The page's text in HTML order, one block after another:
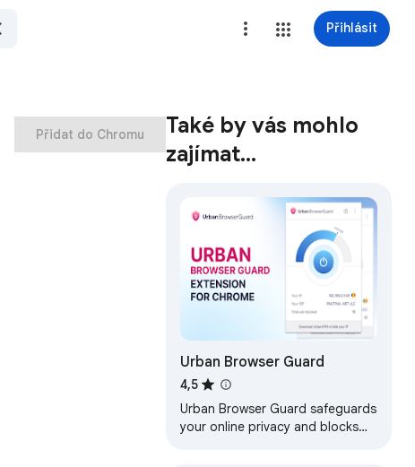
Přihlásit
Přidat do Chromu
Také by vás mohlo
zajímat…
Urban Browser Guard
4,5
Urban Browser Guard safeguards
your online privacy and blocks